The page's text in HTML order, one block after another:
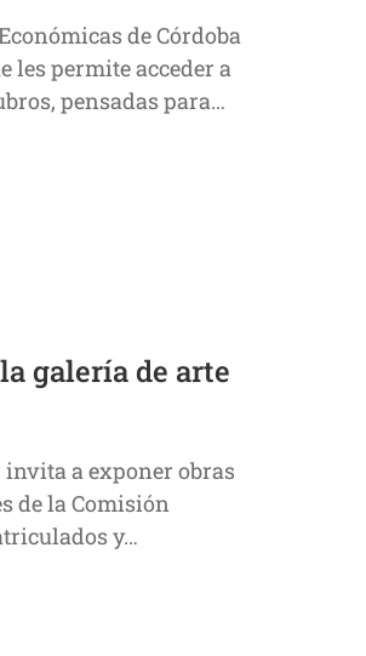
de Córdoba
les permite acceder a
pensadas para…
galería de arte
invita a exponer obras
de la Comisión
y…